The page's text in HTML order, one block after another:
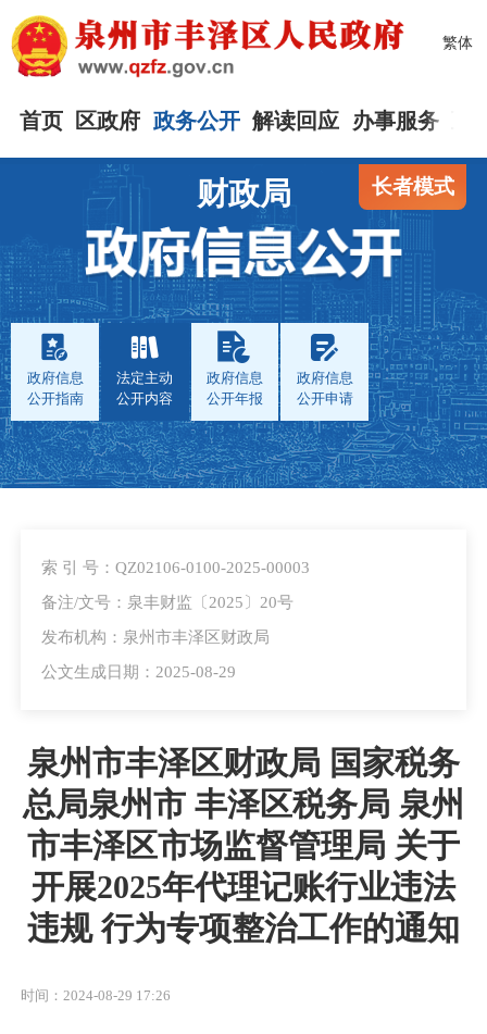
繁体
首页 区政府 政务公开 解读回应 办事服务
长者模式
财政局
政府信息
公开指南
法定主动
公开内容
政府信息
公开年报
政府信息
公开申请
索 引 号：QZ02106-0100-2025-00003
备注/文号：泉丰财监〔2025〕20号
发布机构：泉州市丰泽区财政局
公文生成日期：2025-08-29
泉州市丰泽区财政局 国家税务
总局泉州市 丰泽区税务局 泉州
市丰泽区市场监督管理局 关于
开展2025年代理记账行业违法
违规 行为专项整治工作的通知
时间：2024-08-29 17:26